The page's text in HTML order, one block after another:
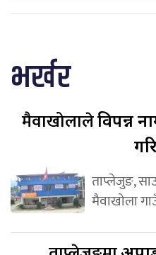
भर्खर
मैवाखोलालेविपन्न
ताप्लेजुङ,
मैवाखोला